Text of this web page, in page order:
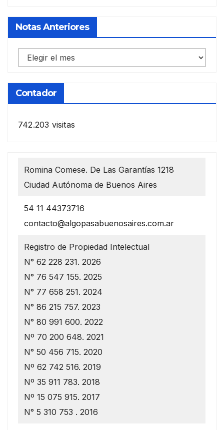
Notas Anteriores
Notas
anteriores
Contador
742.203 visitas
Romina Comese. De Las Garantías 1218
Ciudad Autónoma de Buenos Aires
54 11 44373716
contacto@algopasabuenosaires.com.ar
Registro de Propiedad Intelectual
N° 62 228 231. 2026
N° 76 547 155. 2025
N° 77 658 251. 2024
N° 86 215 757. 2023
N° 80 991 600. 2022
Nº 70 200 648. 2021
N° 50 456 715. 2020
Nº 62 742 516. 2019
Nº 35 911 783. 2018
Nº 15 075 915. 2017
N° 5 310 753 . 2016